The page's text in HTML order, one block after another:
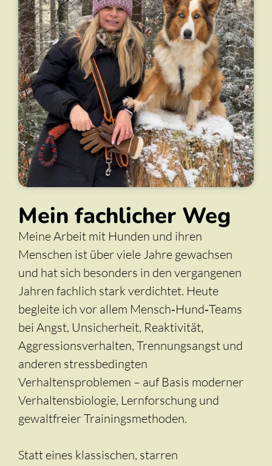
Mein fachlicher Weg
Meine Arbeit mit Hunden und ihren
Menschen ist über viele Jahre gewachsen
und hat sich besonders in den vergangenen
Jahren fachlich stark verdichtet. Heute
begleite ich vor allem Mensch‑Hund‑Teams
bei Angst, Unsicherheit, Reaktivität,
Aggressionsverhalten, Trennungsangst und
anderen stressbedingten
Verhaltensproblemen – auf Basis moderner
Verhaltensbiologie, Lernforschung und
gewaltfreier Trainingsmethoden.
Statt eines klassischen, starren